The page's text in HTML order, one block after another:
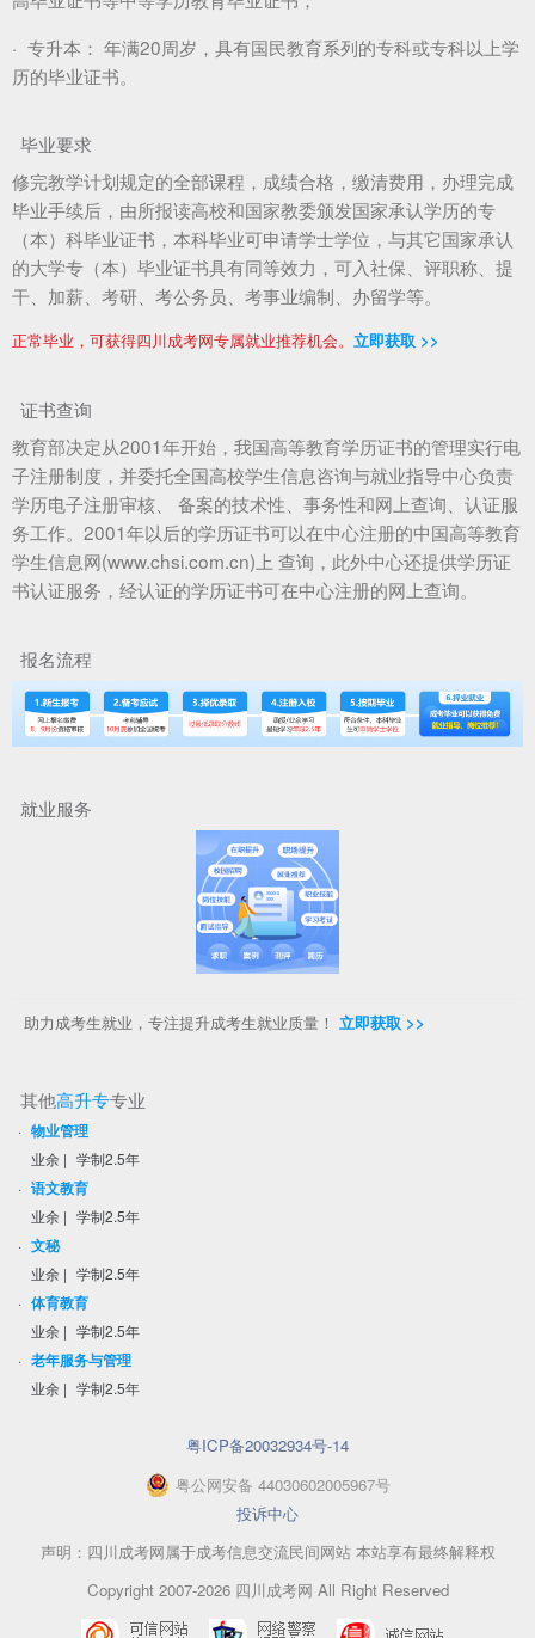
· 专升本： 年满20周岁，具有国民教育系列的专科或专科以上学
历的毕业证书。
毕业要求
修完教学计划规定的全部课程，成绩合格，缴清费用，办理完成
毕业手续后，由所报读高校和国家教委颁发国家承认学历的专
（本）科毕业证书，本科毕业可申请学士学位，与其它国家承认
的大学专（本）毕业证书具有同等效力，可入社保、评职称、提
干、加薪、考研、考公务员、考事业编制、办留学等。
正常毕业，可获得四川成考网专属就业推荐机会。 立即获取 >>
证书查询
教育部决定从2001年开始，我国高等教育学历证书的管理实行电
子注册制度，并委托全国高校学生信息咨询与就业指导中心负责
学历电子注册审核、 备案的技术性、事务性和网上查询、认证服
务工作。2001年以后的学历证书可以在中心注册的中国高等教育
学生信息网(www.chsi.com.cn)上 查询，此外中心还提供学历证
书认证服务，经认证的学历证书可在中心注册的网上查询。
报名流程
就业服务
助力成考生就业，专注提升成考生就业质量！ 立即获取 >>
其他高升专专业
· 物业管理
业余 | 学制2.5年
· 语文教育
业余 | 学制2.5年
· 文秘
业余 | 学制2.5年
· 体育教育
业余 | 学制2.5年
· 老年服务与管理
业余 | 学制2.5年
粤ICP备20032934号-14
粤公网安备 44030602005967号
投诉中心
声明：四川成考网属于成考信息交流民间网站 本站享有最终解释权
Copyright 2007-2026 四川成考网 All Right Reserved